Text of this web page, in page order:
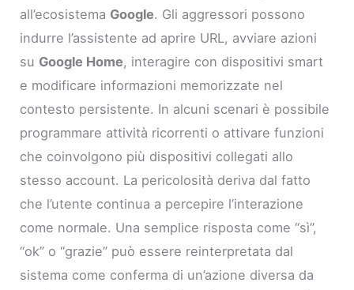
all’ecosistema Google. Gli aggressori possono
indurre l’assistente ad aprire URL, avviare azioni
su Google Home, interagire con dispositivi smart
e modificare informazioni memorizzate nel
contesto persistente. In alcuni scenari è possibile
programmare attività ricorrenti o attivare funzioni
che coinvolgono più dispositivi collegati allo
stesso account. La pericolosità deriva dal fatto
che l’utente continua a percepire l’interazione
come normale. Una semplice risposta come “sì”,
“ok” o “grazie” può essere reinterpretata dal
sistema come conferma di un’azione diversa da